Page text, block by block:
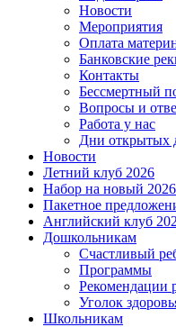
Новости
Мероприятия
Оплата
Банковские
Контакты
Бессмертный
Вопросы и
Работа у нас
Дни открытых
Новости
Летний клуб 2026
Набор на новый
Пакетное
Английский клуб
Дошкольникам
Счастливый
Программы
Рекомендации
Уголок
Школьникам